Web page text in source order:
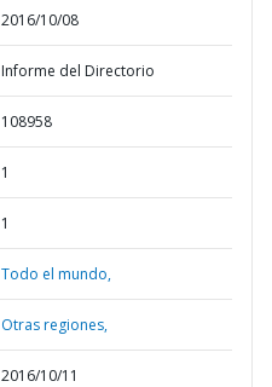
2016/10/08
Informe del Directorio
108958
1
1
Todo el mundo,
Otras regiones,
2016/10/11